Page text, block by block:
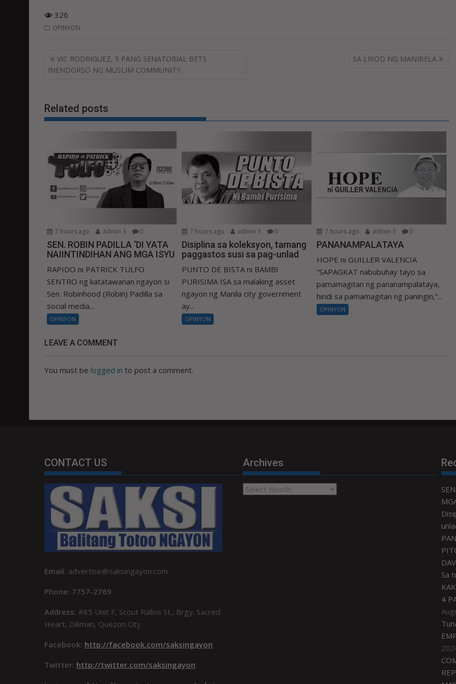
326
OPINYON
Post
navigation
VIC RODRIGUEZ, 9 PANG SENATORIAL BETS
INENDORSO NG MUSLIM COMMUNITY
SA LIKOD NG MANIBELA
Related posts
7 hours ago admin 3 0
SEN. ROBIN PADILLA ‘DI YATA
NAIINTINDIHAN ANG MGA ISYU
RAPIDO ni PATRICK TULFO
SENTRO ng katatawanan ngayon si
Sen. Robinhood (Robin) Padilla sa
social media...
OPINYON
7 hours ago admin 3 0
Disiplina sa koleksyon, tamang
paggastos susi sa pag-unlad
PUNTO DE BISTA ni BAMBI
PURISIMA ISA sa malaking asset
ngayon ng Manila city government
ay...
OPINYON
7 hours ago admin 3 0
PANANAMPALATAYA
HOPE ni GUILLER VALENCIA
“SAPAGKAT nabubuhay tayo sa
pamamagitan ng pananampalataya,
hindi sa pamamagitan ng paningin,”...
OPINYON
LEAVE A COMMENT
You must be logged in to post a comment.
CONTACT US
Email: advertise@saksingayon.com
Phone: 7757-2769
Address: #85 Unit F, Scout Rallos St., Brgy. Sacred
Heart, Diliman, Quezon City
Facebook: http://facebook.com/saksingayon
Twitter: http://twitter.com/saksingayon
Archives
Archives
Sa
4